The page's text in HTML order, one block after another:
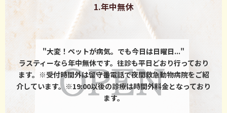
1.年中無休
"大変！ペットが病気。でも今日は日曜日..."
ラスティーなら年中無休です。往診も平日どおり行っており
ます。※受付時間外は留守番電話で夜間救急動物病院をご紹
介しています。※19:00以後の診療は時間外料金となっており
ます。